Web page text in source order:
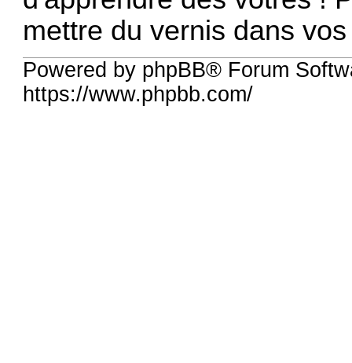
mettre du vernis dans
Powered by phpBB® Forum
https://www.phpbb.com/